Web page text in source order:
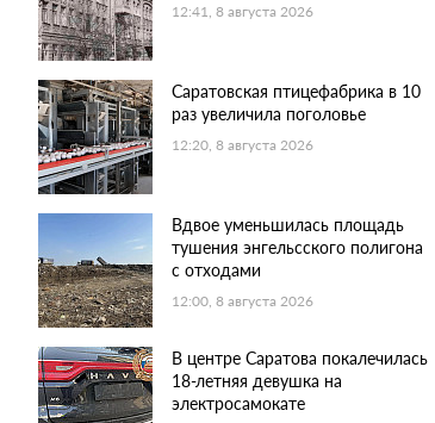
12:41, 8 августа 2026
Саратовская птицефабрика в 10
раз увеличила поголовье
12:20, 8 августа 2026
Вдвое уменьшилась площадь
тушения энгельсского полигона
с отходами
12:00, 8 августа 2026
В центре Саратова покалечилась
18-летняя девушка на
электросамокате